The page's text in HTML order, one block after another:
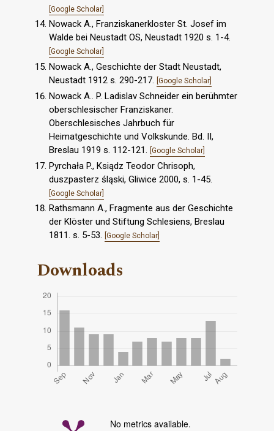
[Google Scholar]
Nowack A., Franziskanerkloster St. Josef im
Walde bei Neustadt OS, Neustadt 1920 s. 1-4.
[Google Scholar]
Nowack A., Geschichte der Stadt Neustadt,
Neustadt 1912 s. 290-217. [Google Scholar]
Nowack A.. P. Ladislav Schneider ein berühmter
oberschlesischer Franziskaner.
Oberschlesisches Jahrbuch für
Heimatgeschichte und Volkskunde. Bd. II,
Breslau 1919 s. 112-121. [Google Scholar]
Pyrchała P., Ksiądz Teodor Chrisoph,
duszpasterz śląski, Gliwice 2000, s. 1-45.
[Google Scholar]
Rathsmann A., Fragmente aus der Geschichte
der Klöster und Stiftung Schlesiens, Breslau
1811. s. 5-53. [Google Scholar]
Downloads
No metrics available.